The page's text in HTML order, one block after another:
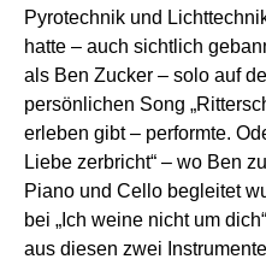
Pyrotechnik und
hatte – auch sichtlich
als Ben Zucker – solo auf
persönlichen Song
erleben gibt – performte.
Liebe zerbricht“ – wo Ben
Piano und Cello begleitet
bei „Ich weine nicht um
aus diesen zwei